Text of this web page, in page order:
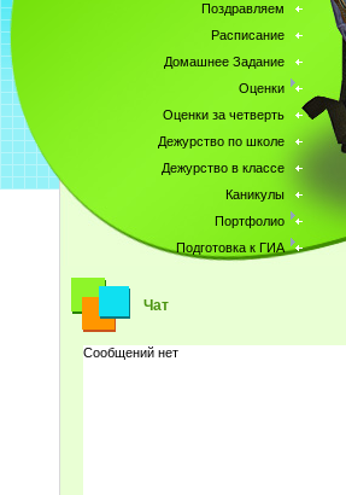
Поздравляем
Расписание
Домашнее Задание
Оценки
Оценки за четверть
Дежурство по школе
Дежурство в классе
Каникулы
Портфолио
Подготовка к ГИА
Чат